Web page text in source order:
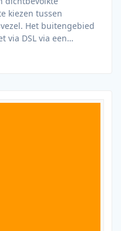
kiezen tussen
Het buitengebied
via DSL via een…